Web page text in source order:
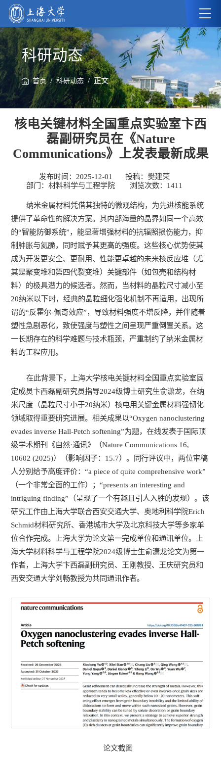
科研动态
首页/科研动态/ 正文
核电关键材料全国重点实验室卞西
磊副研究员在《Nature
Communications》上发表最新成果
发布时间：2025-12-01
投稿：樊建荣
部门：材料科学与工程学院
浏览次数： 1411
纳米金属材料凭借其独特的微观结构，为先进核能系统
提供了革命性的解决方案。其内部海量的晶界如同一个高效
的“智能防御系统”，能显著增强材料的抗辐照损伤能力，抑
制肿胀与氦脆，同时赋予其更高的强度。这些核心优势使其
成为开发更安全、更耐用、性能更卓越的未来核反应堆（尤
其是聚变堆和第四代裂变堆）关键部件（如包壳和结构材
料）的极具潜力的候选者。然而，当材料的晶粒尺寸减小至
20纳米以下时，经典的晶粒细化强化机制不再适用，出现所
谓的“反霍尔-佩奇效应”，导致材料强度不增反降，并伴随着
塑性急剧恶化，致使强度与塑性之间呈现严重倒置关系。这
一长期存在的科学难题与技术瓶颈，严重制约了纳米金属材
料的工程应用。
在此背景下，上海大学核电关键材料全国重点实验室固
定成员卞西磊副研究员指导2024级博士研究生俞潇龙，在纳
米尺度（晶粒尺寸小于20纳米）核电用关键金属材料强韧化
领域取得重要研究进展。相关成果以“Oxygen nanoclustering
evades inverse Hall-Petch softening”为题，在线发表于国际顶
级学术期刊《自然·通讯》（Nature Communications 16,
10602 (2025)）（影响因子：15.7）。同行评议中，两位审稿
人分别给予高度评价：“a piece of quite comprehensive work”
（一个非常全面的工作）；“presents an interesting and
intriguing finding”（呈现了一个有趣且引人入胜的发现）。该
研究工作由上海大学联合西安交通大学、奥地利科学院Erich
Schmid材料研究所、香港城市大学及北京科技大学等多家单
位合作完成。上海大学为论文第一完成单位和通讯单位。上
海大学材料科学与工程学院2024级博士生俞潇龙论文为第一
作者，上海大学卞西磊副研究员、王刚教授、王庆研究员和
西安交通大学刘畅教授为共同通讯作者。
论文截图